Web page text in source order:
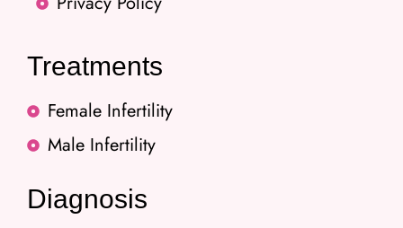
Treatments
Female Infertility
Male Infertility
Diagnosis